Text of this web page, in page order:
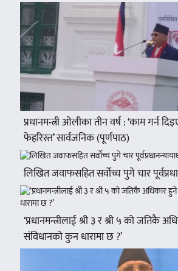
प्रधानमन्त्री ओलीका तीन वर्ष : ‘काम गर्न
फेहरिस्त’ सार्वजनिक (पूर्णपाठ)
लिखित जवाफसहित सर्वोच्च पुगे चार
‘प्रधानमन्त्रीलाई श्री ३ र श्री ५ को जतिकै
संविधानको कुन धारामा छ ?’